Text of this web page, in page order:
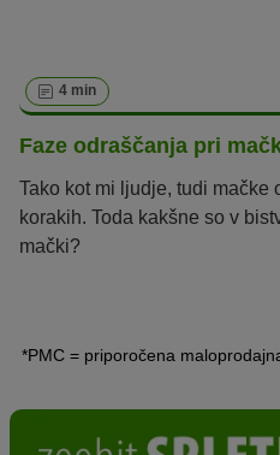
4 min
Faze odraščanja pri
Tako kot mi ljudje, tudi mačke
korakih. Toda kakšne so v
mački?
*PMC = priporočena